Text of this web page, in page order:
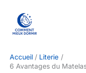
contenu
Accueil
Literie
6 Avantages du